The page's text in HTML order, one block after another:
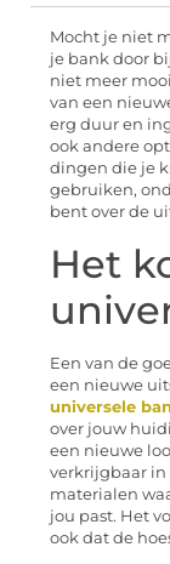
Mocht je niet
je bank door
niet meer
van een
erg duur en
ook andere
dingen die je
gebruiken,
bent over de
Het
Een van de
een nieuwe
universele
over jouw
een nieuwe
verkrijgbaar in
materialen
jou past. Het
ook dat de